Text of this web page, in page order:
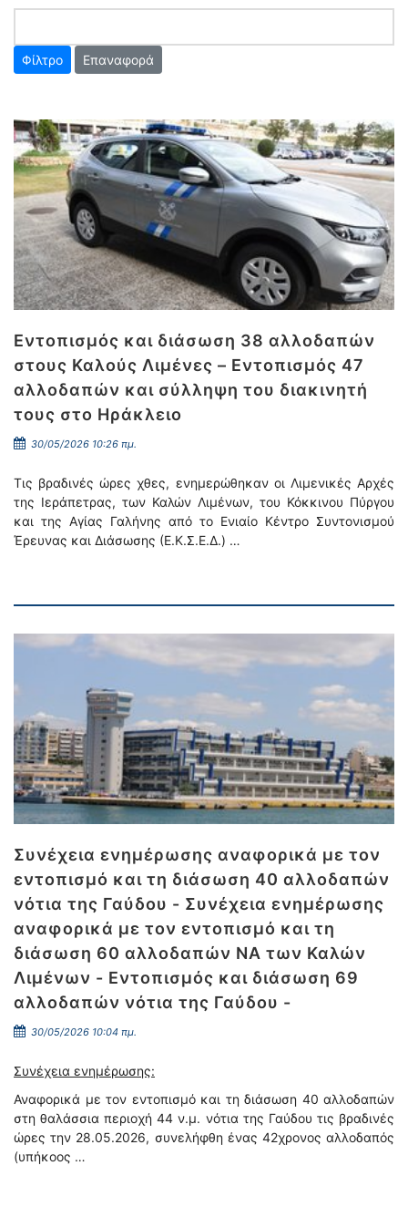
Επαναφορά
Εντοπισμός και διάσωση 38 αλλοδαπών
στους Καλούς Λιμένες – Εντοπισμός 47
αλλοδαπών και σύλληψη του διακινητή
τους στο Ηράκλειο
30/05/2026 10:26 πμ.
Τις βραδινές ώρες χθες, ενημερώθηκαν οι Λιμενικές Αρχές
της Ιεράπετρας, των Καλών Λιμένων, του Κόκκινου Πύργου
και της Αγίας Γαλήνης από το Ενιαίο Κέντρο Συντονισμού
Έρευνας και Διάσωσης (Ε.Κ.Σ.Ε.Δ.) …
Συνέχεια ενημέρωσης αναφορικά με τον
εντοπισμό και τη διάσωση 40 αλλοδαπών
νότια της Γαύδου - Συνέχεια ενημέρωσης
αναφορικά με τον εντοπισμό και τη
διάσωση 60 αλλοδαπών ΝΑ των Καλών
Λιμένων - Εντοπισμός και διάσωση 69
αλλοδαπών νότια της Γαύδου -
30/05/2026 10:04 πμ.
Συνέχεια ενημέρωσης:
Αναφορικά με τον εντοπισμό και τη διάσωση 40 αλλοδαπών
στη θαλάσσια περιοχή 44 ν.μ. νότια της Γαύδου τις βραδινές
ώρες την 28.05.2026, συνελήφθη ένας 42χρονος αλλοδαπός
(υπήκοος …